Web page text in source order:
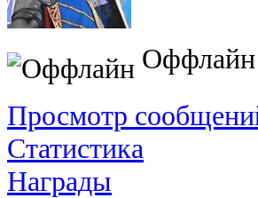
Оффлайн
Просмотр
Статистика
Награды